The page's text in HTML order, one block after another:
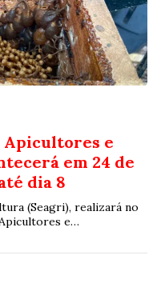
Apicultores e
em 24 de
dia 8
(Seagri), realizará no
e